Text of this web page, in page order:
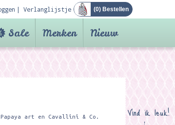
Verlanglijstje (0) Bestellen
Sale Merken Nieuw
Vind ik leuk!
art en Cavallini & Co.